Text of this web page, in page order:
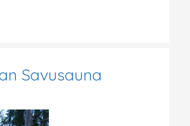
Savusauna